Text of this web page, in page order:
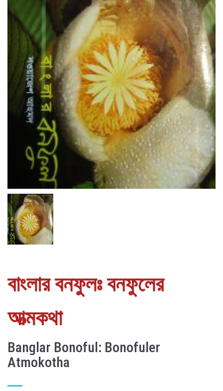
বাংলার বনফুলঃ বনফুলের
আত্মকথা
Banglar Bonoful: Bonofuler
Atmokotha